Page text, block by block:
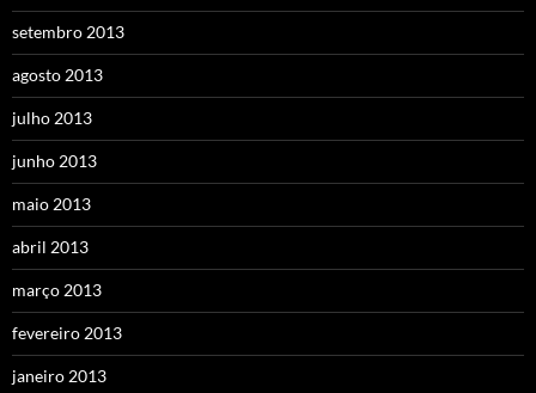
setembro 2013
agosto 2013
julho 2013
junho 2013
maio 2013
abril 2013
março 2013
fevereiro 2013
janeiro 2013